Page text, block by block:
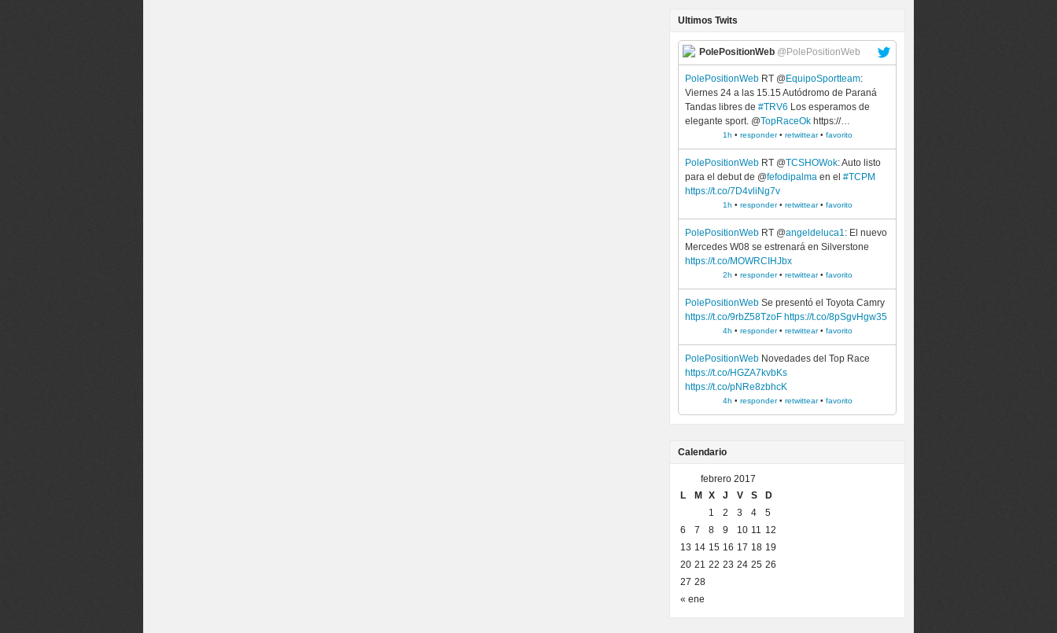
Ultimos Twits
PolePositionWeb @PolePositionWeb
PolePositionWeb RT @ EquipoSportteam:
Viernes 24 a las 15.15 Autódromo de Paraná
Tandas libres de #TRV6 Los esperamos de
elegante sport. @TopRaceOk https://…
1h • responder• retwittear• favorito
PolePositionWeb RT @TCSHOWok: Auto listo
para el debut de @fefodipalma en el #TCPM
https://t.co/7D4vliNg7v
1h • responder• retwittear• favorito
PolePositionWeb RT @angeldeluca1: El nuevo
Mercedes W08 se estrenará en Silverstone
https://t.co/MOWRCIHJbx
2h • responder• retwittear• favorito
PolePositionWeb Se presentó el Toyota Camry
https://t.co/9rbZ58TzoF https://t.co/8pSgvHgw35
4h • responder• retwittear• favorito
PolePositionWeb Novedades del Top Race
https://t.co/HGZA7kvbKs
https://t.co/pNRe8zbhcK
4h • responder• retwittear• favorito
Calendario
febrero 2017
L
M X J V S D
« ene
1 2 3 4
5
6
7 8 9 10 11 12
13 14 15 16 17 18 19
20 21 22 23 24 25 26
27 28